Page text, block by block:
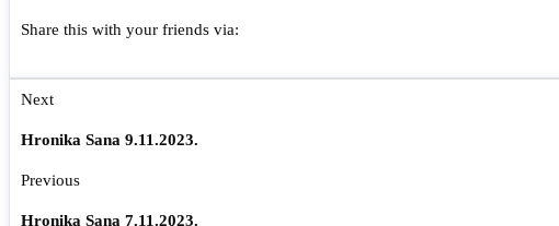
Share this with your friends via:
Next
Hronika Sana 9.11.2023.
Previous
Hronika Sana 7.11.2023.